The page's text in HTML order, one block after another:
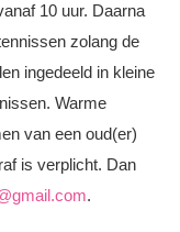
10 uur. Daarna
zolang de
ingedeeld in kleine
Warme
van een oud(er)
is verplicht. Dan
.